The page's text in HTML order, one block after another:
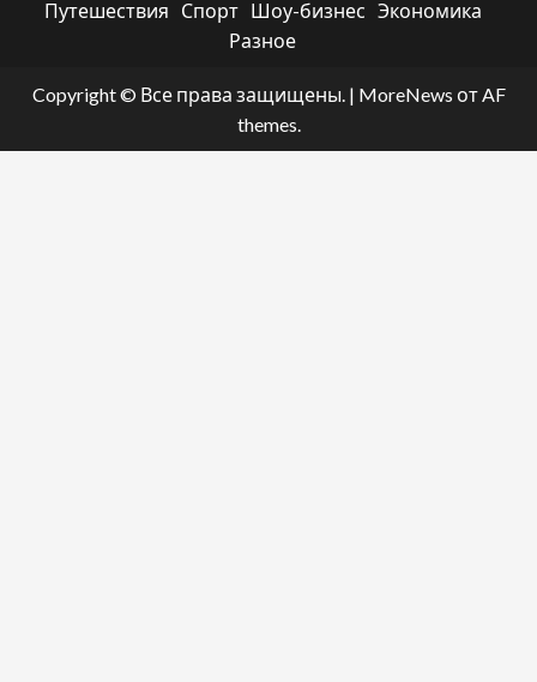
Путешествия
Спорт Шоу-бизнес Экономика
Разное
Copyright © Все права защищены. | MoreNews от AF
themes.